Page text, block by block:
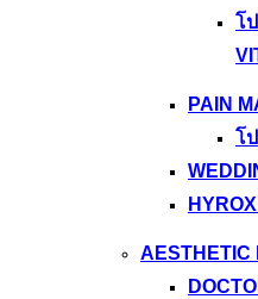
โ
PAIN
โ
AESTHETIC